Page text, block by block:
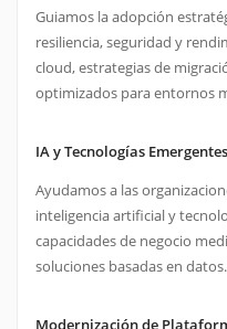
cloud, estrategias de
optimizados para entornos
IA y Tecnologías Emergentes
Ayudamos a las
capacidades de negocio
soluciones basadas en datos.
Evolucionamos ecosistemas